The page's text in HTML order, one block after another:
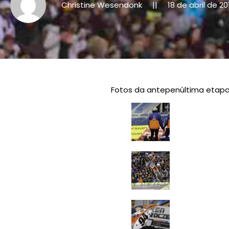
Christine Wesendonk || 18 de abril de
Fotos da antepenúltima